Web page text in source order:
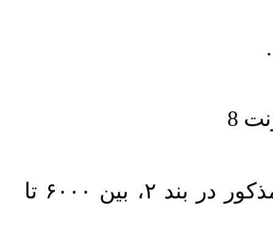
حجم کل مقاله با احتساب تمام بخش‌های مذکور در بند ۲، بین ۶۰۰۰ تا